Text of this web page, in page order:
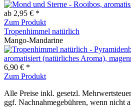
ab 2,95 € *
Zum Produkt
Tropenhimmel natürlich
Mango-Mandarine
6,90 € *
Zum Produkt
Alle Preise inkl. gesetzl.
ggf. Nachnahmegebühren, wenn nicht